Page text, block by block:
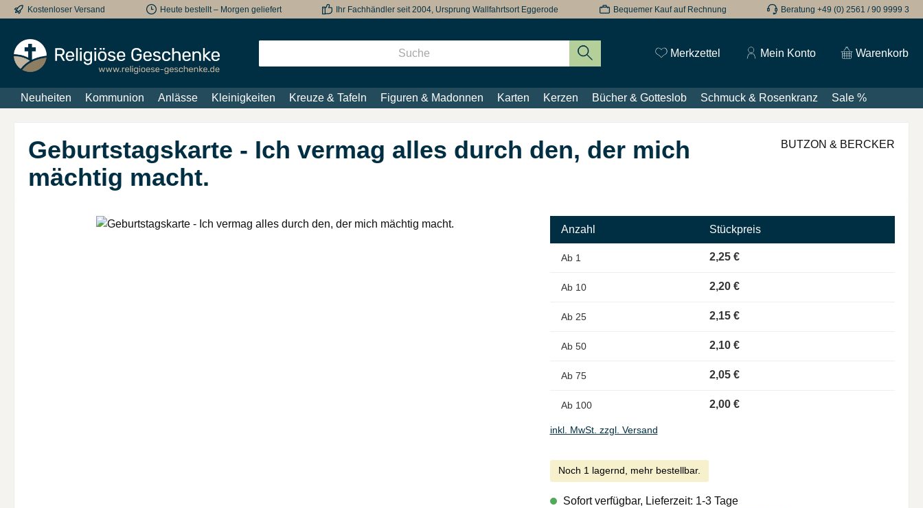
Hauptinhalt springen
Zur Suche springen
Zur Hauptnavigation springen
Kostenloser Versand Heute bestellt – Morgen geliefert Ihr Fachhändler seit 2004, Ursprung Wallfahrtsort Eggerode Bequemer Kauf auf Rechnung Beratung +49 (0) 2561 / 90 9999 3
Merkzettel Du hast 0 Produkte auf dem Merkzettel
Mein Konto Warenkorb
Neuheiten Kommunion Anlässe Kleinigkeiten Kreuze & Tafeln Figuren & Madonnen Karten Kerzen Bücher & Gotteslob Schmuck & Rosenkranz Sale %
Geburtstagskarte - Ich vermag alles durch den, der mich
mächtig macht.
BUTZON & BERCKER
Bildergalerie überspringen
Anzahl Stückpreis
Ab 1 2,25 €
Ab 10 2,20 €
Ab 25 2,15 €
Ab 50 2,10 €
Ab 75 2,05 €
Ab 100 2,00 €
inkl. MwSt. zzgl. Versand
Noch 1 lagernd, mehr bestellbar.
Sofort verfügbar, Lieferzeit: 1-3 Tage